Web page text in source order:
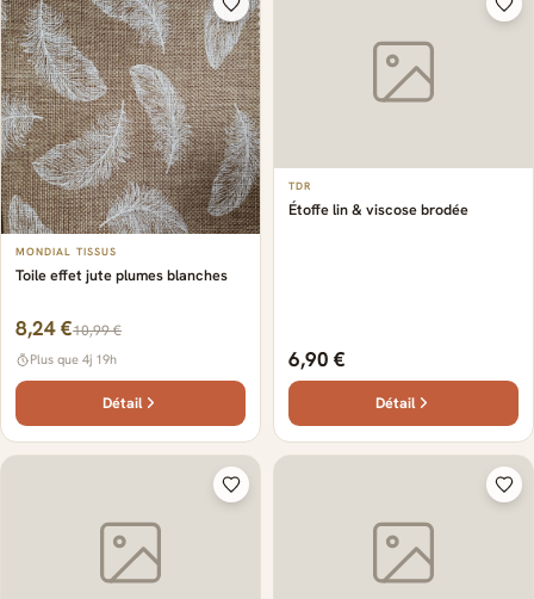
MONDIAL TISSUS
Toile effet jute plumes blanches
8,24 €10,99 €
Plus que 4j 19h
Détail
TDR
Étoffe lin & viscose brodée
6,90 €
Détail